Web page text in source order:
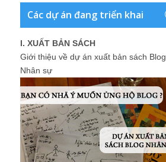
Các dự án đang triển khai
I. XUẤT BẢN SÁCH
Giới thiệu về dự án xuất bản sách Blog
Nhân sự